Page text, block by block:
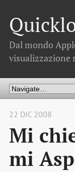
Dal mondo
visualizzazione
22 DIC 2008
Mi
mi